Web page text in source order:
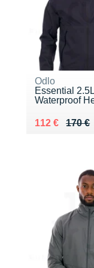
Odlo
Essential 2.5L
Waterproof
170 €
Au lieu de
112 €
Vendu 112 €